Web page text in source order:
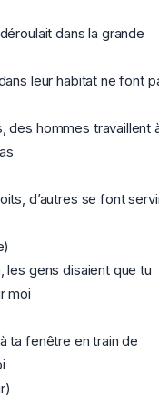
dans la grande
leur habitat ne font
des hommes travaillent
d’autres se font
les gens disaient que tu
moi
ta fenêtre en train de